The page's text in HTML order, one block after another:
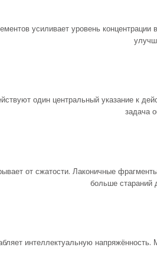
усиливает уровень
один центральный указание к
задача
от сжатости. Лаконичные
больше стараний
интеллектуальную